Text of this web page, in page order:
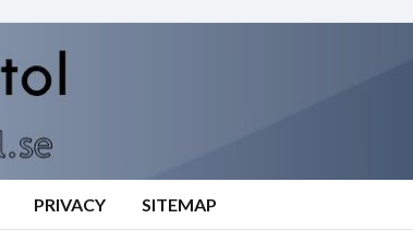
PRIVACY SITEMAP